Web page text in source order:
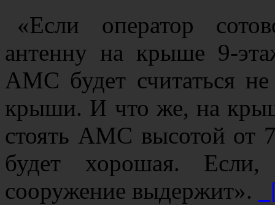
«Если оператор
антенну на крыше 9-
АМС будет считаться
крыши. И что же, на
стоять АМС высотой от
будет хорошая.
сооружение выдержит».